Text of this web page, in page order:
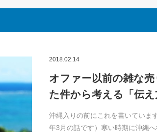
2018.02.14
オファー以前の雑な
た件から考える「伝え
沖縄入りの前にこれを書いていま
年3月の話です）寒い時期に沖縄